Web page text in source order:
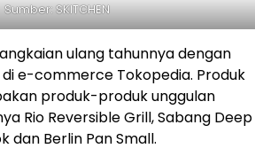
Sumber: SKITCHEN
ulang tahunnya dengan
e-commerce Tokopedia. Produk
produk-produk unggulan
Rio Reversible Grill, Sabang Deep
dan Berlin Pan Small.